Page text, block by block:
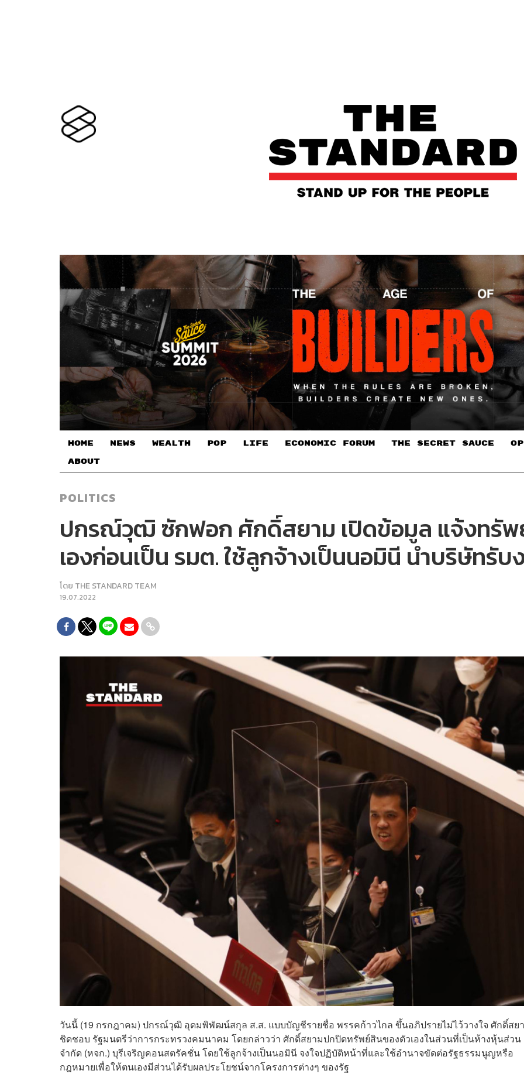
HOME NEWS WEALTH POP LIFE ECONOMIC FORUM THE SECRET SAUCE​
ABOUT
POLITICS
ปกรณ์วุฒิ ซักฟอก ศักดิ์สยาม เปิดข้อมูล แจ้งทรัพ
เองก่อนเป็น รมต. ใช้ลูกจ้างเป็นนอมินี นำบริษัทรั
โดย THE STANDARD TEAM
19.07.2022
วันนี้ (19 กรกฎาคม) ปกรณ์วุฒิ อุดมพิพัฒน์สกุล ส.ส. แบบบัญชีรายชื่อ พรรคก้าวไกล ขึ้นอภิปรายไม่ไว้วางใจ ศักดิ์สย
ชิดชอบ รัฐมนตรีว่าการกระทรวงคมนาคม โดยกล่าวว่า ศักดิ์สยามปกปิดทรัพย์สินของตัวเองในส่วนที่เป็นห้างหุ้นส่วน
จำกัด (หจก.) บุรีเจริญคอนสตรัคชั่น โดยใช้ลูกจ้างเป็นนอมินี จงใจปฏิบัติหน้าที่และใช้อำนาจขัดต่อรัฐธรรมนูญหรือ
กฎหมายเพื่อให้ตนเองมีส่วนได้รับผลประโยชน์จากโครงการต่างๆ ของรัฐ